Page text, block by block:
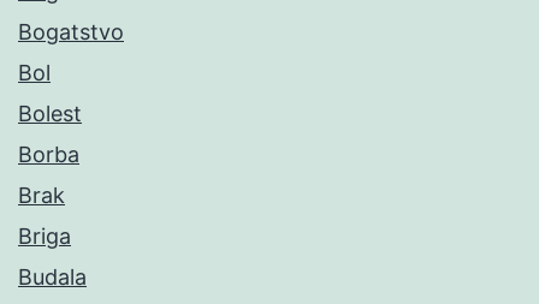
Bogatstvo
Bol
Bolest
Borba
Brak
Briga
Budala